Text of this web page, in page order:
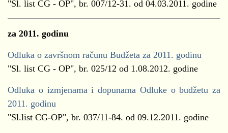
"Sl. list CG - OP", br. 007/12-31. od 04.03.2011. godine
za 2011. godinu
Odluka o završnom računu Budžeta za 2011. godinu
"Sl. list CG - OP", br. 025/12 od 1.08.2012. godine
Odluka o izmjenama i dopunama Odluke o budžetu za
2011. godinu
"Sl.list CG-OP", br. 037/11-84. od 09.12.2011. godine